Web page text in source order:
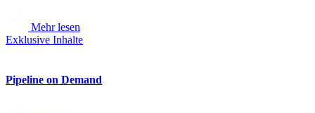
Mehr lesen
Exklusive Inhalte
Pipeline on Demand